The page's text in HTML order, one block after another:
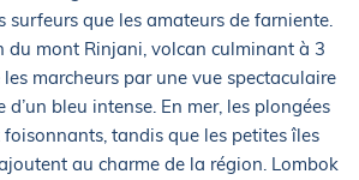
surfeurs que les amateurs de farniente.
du mont Rinjani, volcan culminant à 3
marcheurs par une vue spectaculaire
d’un bleu intense. En mer, les plongées
tandis que les petites îles
au charme de la région. Lombok